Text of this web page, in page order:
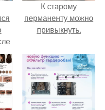
К старому
перманенту можно
привыкнуть.